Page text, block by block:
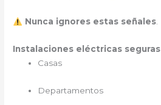
Nunca ignores estas señales.
Instalaciones eléctricas seguras
Casas
Departamentos